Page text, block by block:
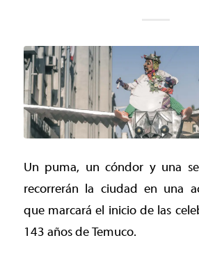
Un puma, un cóndor y una
recorrerán la ciudad en una
que marcará el inicio de las
143 años de Temuco.